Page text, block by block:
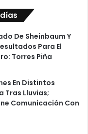
De Sheinbaum Y
Para El
Torres Piña
En Distintos
Tras Lluvias;
Comunicación Con